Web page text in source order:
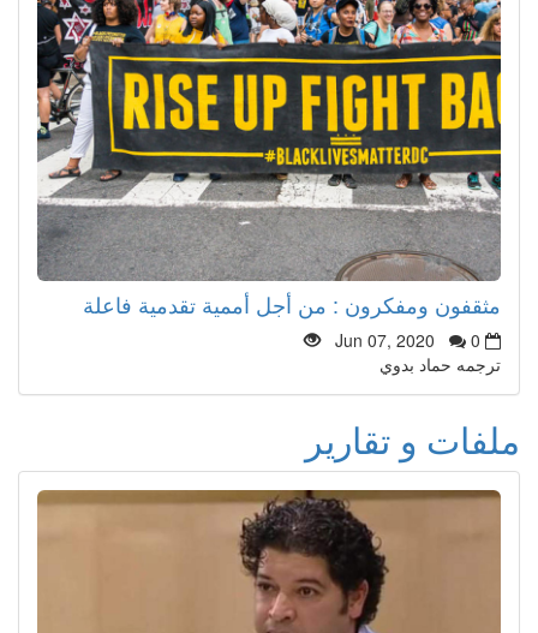
مثقفون ومفكرون : من أجل أممية تقدمية فاعلة
Jun 07, 2020
0
ترجمه حماد بدوي
ملفات و تقارير